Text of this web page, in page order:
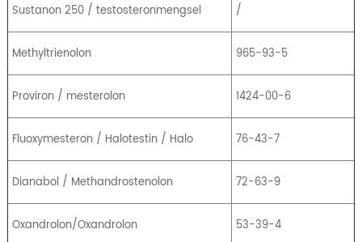
Sustanon 250 / testosteronmengsel /
Methyltrienolon 965-93-5
Proviron / mesterolon 1424-00-6
Fluoxymesteron / Halotestin / Halo 76-43-7
Dianabol / Methandrostenolon 72-63-9
Oxandrolon/Oxandrolon 53-39-4